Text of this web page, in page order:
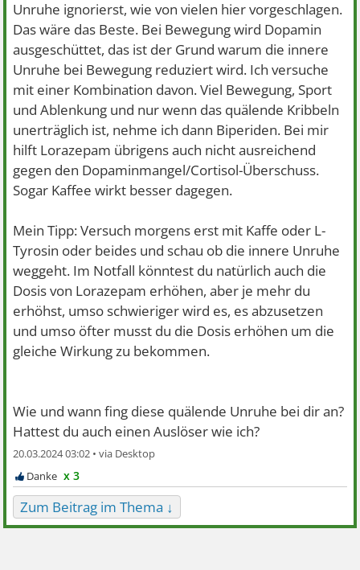
Unruhe ignorierst, wie von vielen hier vorgeschlagen.
Das wäre das Beste. Bei Bewegung wird Dopamin
ausgeschüttet, das ist der Grund warum die innere
Unruhe bei Bewegung reduziert wird. Ich versuche
mit einer Kombination davon. Viel Bewegung, Sport
und Ablenkung und nur wenn das quälende Kribbeln
unerträglich ist, nehme ich dann Biperiden. Bei mir
hilft Lorazepam übrigens auch nicht ausreichend
gegen den Dopaminmangel/Cortisol-Überschuss.
Sogar Kaffee wirkt besser dagegen.
Mein Tipp: Versuch morgens erst mit Kaffe oder L-
Tyrosin oder beides und schau ob die innere Unruhe
weggeht. Im Notfall könntest du natürlich auch die
Dosis von Lorazepam erhöhen, aber je mehr du
erhöhst, umso schwieriger wird es, es abzusetzen
und umso öfter musst du die Dosis erhöhen um die
gleiche Wirkung zu bekommen.
Wie und wann fing diese quälende Unruhe bei dir an?
Hattest du auch einen Auslöser wie ich?
20.03.2024 03:02 •
x 3
Zum Beitrag im Thema ↓